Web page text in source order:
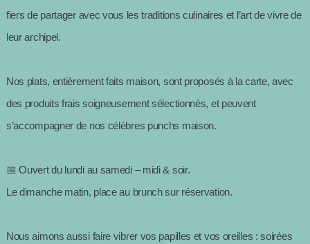
fiers de partager avec vous les traditions culinaires et l’art de vivre de
leur archipel.
Nos plats, entièrement faits maison, sont proposés à la carte, avec
des produits frais soigneusement sélectionnés, et peuvent
s’accompagner de nos célèbres punchs maison.
📅 Ouvert du lundi au samedi – midi & soir.
Le dimanche matin, place au brunch sur réservation.
Nous aimons aussi faire vibrer vos papilles et vos oreilles : soirées